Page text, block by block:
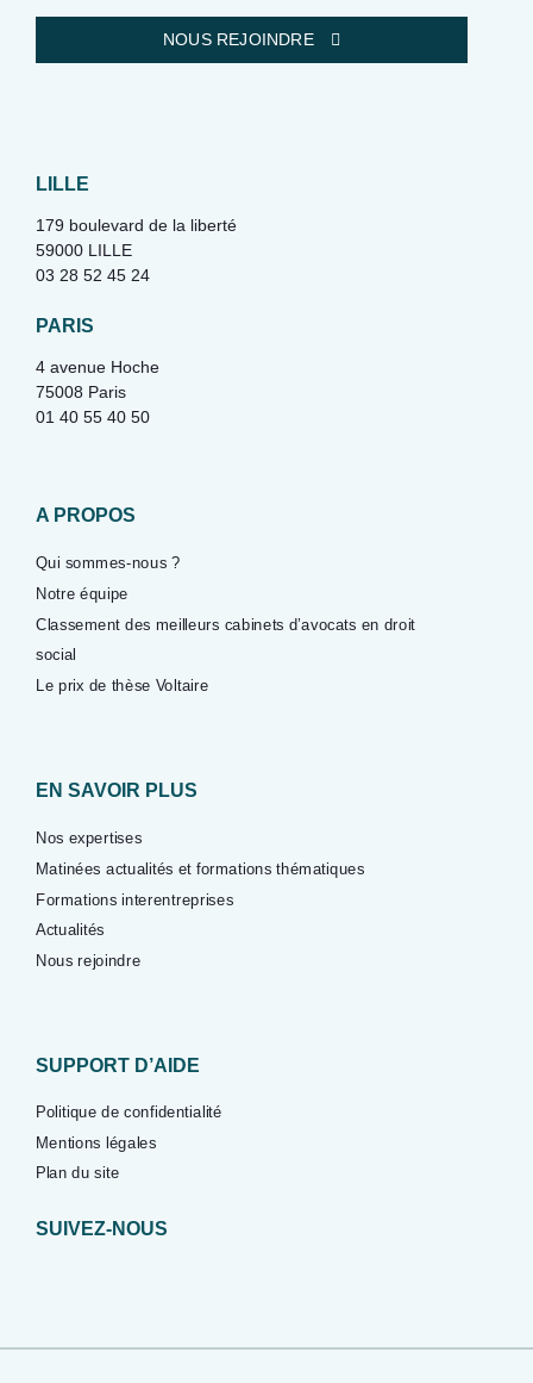
NOUS REJOINDRE
LILLE
179 boulevard de la liberté
59000 LILLE
03 28 52 45 24
PARIS
4 avenue Hoche
75008 Paris
01 40 55 40 50
A PROPOS
Qui sommes-nous ?
Notre équipe
Classement des meilleurs cabinets d’avocats en droit
social
Le prix de thèse Voltaire
EN SAVOIR PLUS
Nos expertises
Matinées actualités et formations thématiques
Formations interentreprises
Actualités
Nous rejoindre
SUPPORT D’AIDE
Politique de confidentialité
Mentions légales
Plan du site
SUIVEZ-NOUS